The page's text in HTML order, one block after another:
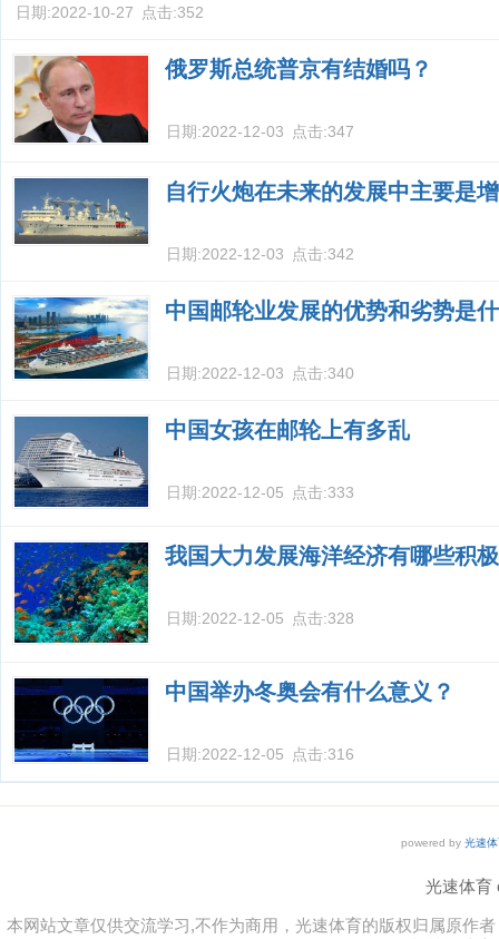
日期:2022-10-27 点击:352
俄罗斯总统普京有结婚吗？
日期:2022-12-03 点击:347
自行火炮在未来的发展中主要是
日期:2022-12-03 点击:342
中国邮轮业发展的优势和劣势是
日期:2022-12-03 点击:340
中国女孩在邮轮上有多乱
日期:2022-12-05 点击:333
我国大力发展海洋经济有哪些积
日期:2022-12-05 点击:328
中国举办冬奥会有什么意义？
日期:2022-12-05 点击:316
powered by 光速
光速体育
本网站文章仅供交流学习,不作为商用，光速体育的版权归属原作